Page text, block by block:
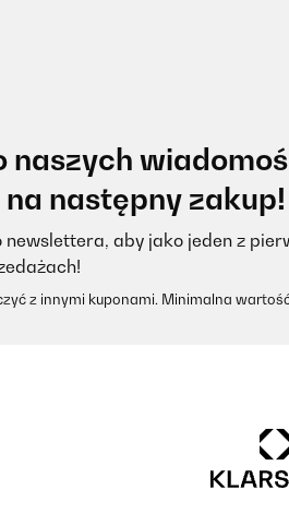
naszych
na następny zakup!
newslettera, aby jako jeden z
z innymi kuponami. Minimalna